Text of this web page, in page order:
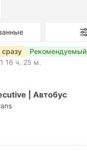
Рекомендуемый
16 ч. 25 м.
| Автобус